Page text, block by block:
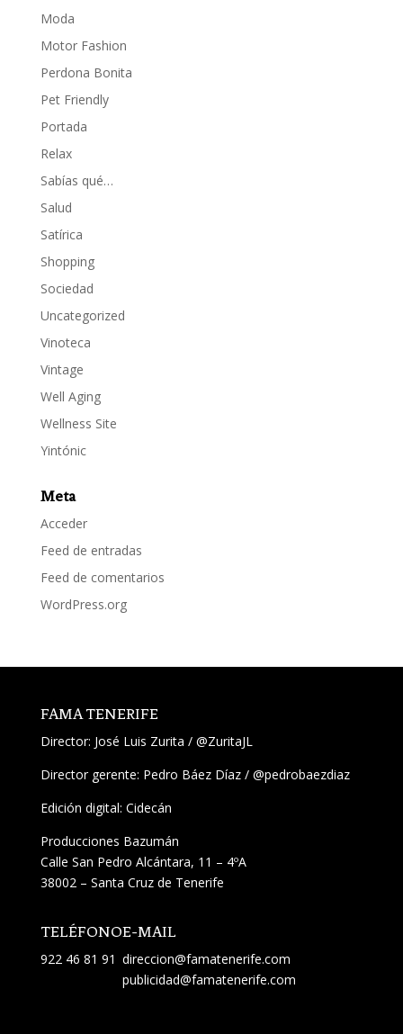
Moda
Motor Fashion
Perdona Bonita
Pet Friendly
Portada
Relax
Sabías qué…
Salud
Satírica
Shopping
Sociedad
Uncategorized
Vinoteca
Vintage
Well Aging
Wellness Site
Yintónic
Meta
Acceder
Feed de entradas
Feed de comentarios
WordPress.org
FAMA TENERIFE
Director: José Luis Zurita / @ZuritaJL
Director gerente: Pedro Báez Díaz / @pedrobaezdiaz
Edición digital: Cidecán
Producciones Bazumán
Calle San Pedro Alcántara, 11 – 4ºA
38002 – Santa Cruz de Tenerife
TELÉFONO
922 46 81 91
E-MAIL
direccion@famatenerife.com
publicidad@famatenerife.com